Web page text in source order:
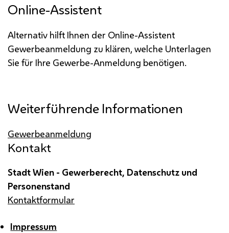
Online-Assistent
Alternativ hilft Ihnen der Online-Assistent
Gewerbeanmeldung zu klären, welche Unterlagen
Sie für Ihre Gewerbe-Anmeldung benötigen.
Weiterführende Informationen
Gewerbeanmeldung
Kontakt
Stadt Wien - Gewerberecht, Datenschutz und
Personenstand
Kontaktformular
Impressum